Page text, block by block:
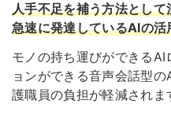
人手不足を補う方法とし
急速に発達しているAIの活
モノの持ち運びができる
ョンができる音声会話型
護職員の負担が軽減されま